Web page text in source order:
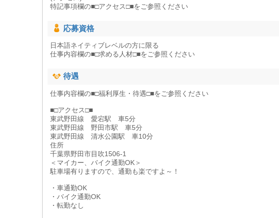
特記事項欄の■□アクセス□■をご参照ください
応募資格
日本語ネイティブレベルの方に限る
仕事内容欄の■□求める人材□■をご参照ください
待遇
仕事内容欄の■□福利厚生・待遇□■をご参照ください
■□アクセス□■
東武野田線 愛宕駅 車5分
東武野田線 野田市駅 車5分
東武野田線 清水公園駅 車10分
住所
千葉県野田市目吹1506-1
＜マイカー、バイク通勤OK＞
駐車場有りますので、通勤も楽ですよ～！
・車通勤OK
・バイク通勤OK
・転勤なし